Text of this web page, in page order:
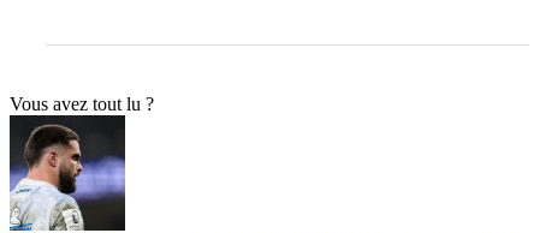
Vous avez tout lu ?